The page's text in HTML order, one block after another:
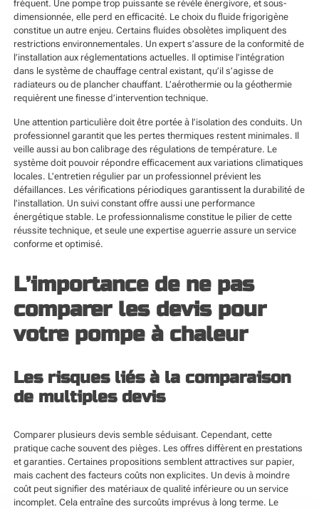
fréquent. Une pompe trop puissante se révèle énergivore, et sous-
dimensionnée, elle perd en efficacité. Le choix du fluide frigorigène
constitue un autre enjeu. Certains fluides obsolètes impliquent des
restrictions environnementales. Un expert s’assure de la conformité de
l’installation aux réglementations actuelles. Il optimise l’intégration
dans le système de chauffage central existant, qu’il s’agisse de
radiateurs ou de plancher chauffant. L’aérothermie ou la géothermie
requièrent une finesse d’intervention technique.
Une attention particulière doit être portée à l’isolation des conduits. Un
professionnel garantit que les pertes thermiques restent minimales. Il
veille aussi au bon calibrage des régulations de température. Le
système doit pouvoir répondre efficacement aux variations climatiques
locales. L’entretien régulier par un professionnel prévient les
défaillances. Les vérifications périodiques garantissent la durabilité de
l’installation. Un suivi constant offre aussi une performance
énergétique stable. Le professionnalisme constitue le pilier de cette
réussite technique, et seule une expertise aguerrie assure un service
conforme et optimisé.
L’importance de ne pas
comparer les devis pour
votre pompe à chaleur
Les risques liés à la comparaison
de multiples devis
Comparer plusieurs devis semble séduisant. Cependant, cette
pratique cache souvent des pièges. Les offres diffèrent en prestations
et garanties. Certaines propositions semblent attractives sur papier,
mais cachent des facteurs coûts non explicites. Un devis à moindre
coût peut signifier des matériaux de qualité inférieure ou un service
incomplet. Cela entraîne des surcoûts imprévus à long terme. Le